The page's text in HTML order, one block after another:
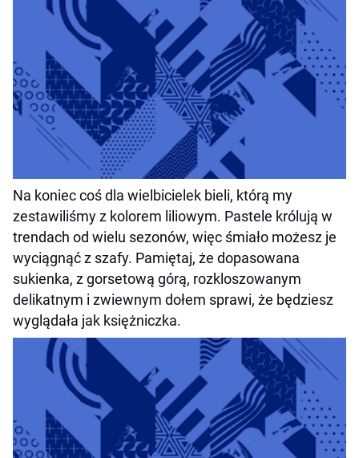
Na koniec coś dla wielbicielek bieli, którą my
zestawiliśmy z kolorem liliowym. Pastele królują w
trendach od wielu sezonów, więc śmiało możesz je
wyciągnąć z szafy. Pamiętaj, że dopasowana
sukienka, z gorsetową górą, rozkloszowanym
delikatnym i zwiewnym dołem sprawi, że będziesz
wyglądała jak księżniczka.